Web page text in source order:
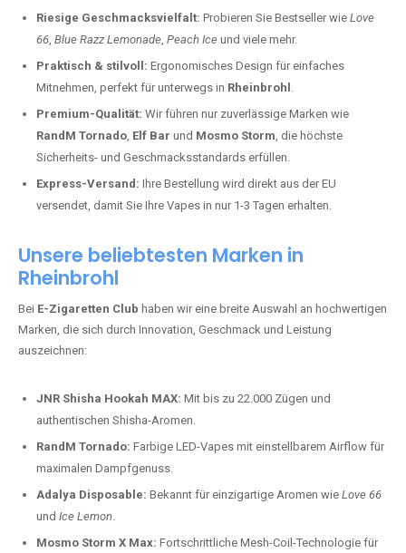
Riesige Geschmacksvielfalt: Probieren Sie Bestseller wie Love
66, Blue Razz Lemonade, Peach Ice und viele mehr.
Praktisch & stilvoll: Ergonomisches Design für einfaches
Mitnehmen, perfekt für unterwegs in Rheinbrohl .
Premium-Qualität: Wir führen nur zuverlässige Marken wie
RandM Tornado, Elf Bar und Mosmo Storm, die höchste
Sicherheits- und Geschmacksstandards erfüllen.
Express-Versand: Ihre Bestellung wird direkt aus der EU
versendet, damit Sie Ihre Vapes in nur 1-3 Tagen erhalten.
Unsere beliebtesten Marken in
Rheinbrohl
Bei E-Zigaretten Club haben wir eine breite Auswahl an hochwertigen
Marken, die sich durch Innovation, Geschmack und Leistung
auszeichnen:
JNR Shisha Hookah MAX: Mit bis zu 22.000 Zügen und
authentischen Shisha-Aromen.
RandM Tornado: Farbige LED-Vapes mit einstellbarem Airflow für
maximalen Dampfgenuss.
Adalya Disposable: Bekannt für einzigartige Aromen wie Love 66
und Ice Lemon.
Mosmo Storm X Max: Fortschrittliche Mesh-Coil-Technologie für